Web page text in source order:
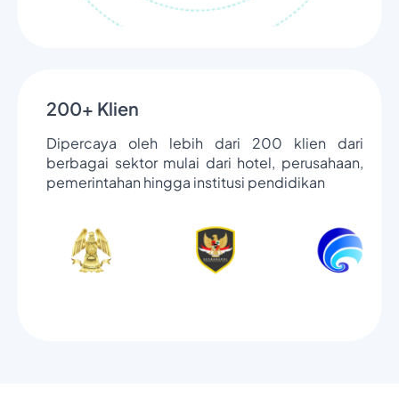
200+ Klien
Dipercaya oleh lebih dari 200 klien dari
berbagai sektor mulai dari hotel, perusahaan,
pemerintahan hingga institusi pendidikan